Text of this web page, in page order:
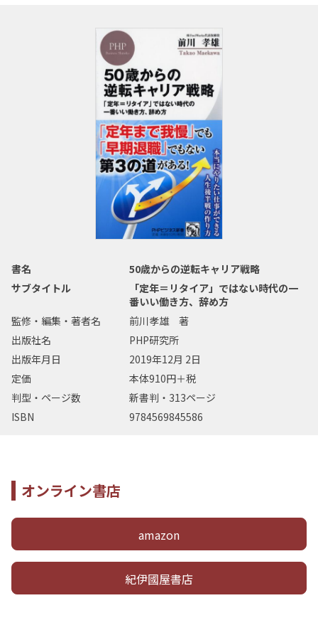
書名
50歳からの逆転キャリア戦略
サブタイトル
「定年＝リタイア」ではない時代の一
番いい働き方、辞め方
監修・編集・著者名
前川孝雄 著
出版社名
PHP研究所
出版年月日
2019年12月 2日
定価
本体910円＋税
判型・ページ数
新書判・313ページ
ISBN
9784569845586
オンライン書店
amazon
紀伊國屋書店